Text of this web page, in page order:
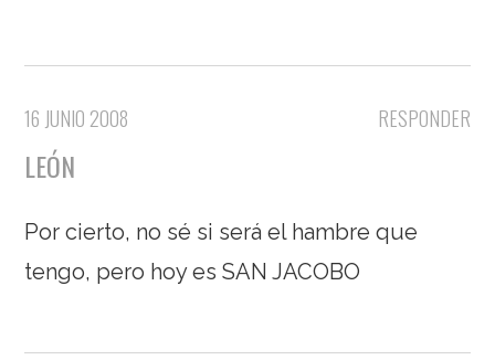
RESPONDER
16 JUNIO 2008
LEÓN
Por cierto, no sé si será el hambre que
tengo, pero hoy es SAN JACOBO